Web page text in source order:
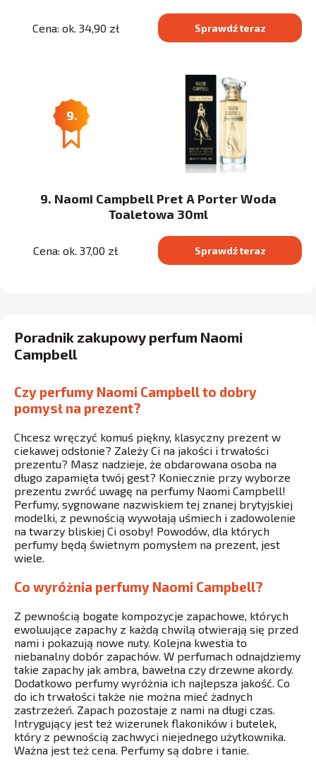
Cena: ok. 34,90 zł Sprawdź teraz
9.
9. Naomi Campbell Pret A Porter Woda
Toaletowa 30ml
Cena: ok. 37,00 zł Sprawdź teraz
Poradnik zakupowy perfum Naomi
Campbell
Czy perfumy Naomi Campbell to dobry
pomysł na prezent?
Chcesz wręczyć komuś piękny, klasyczny prezent w
ciekawej odsłonie? Zależy Ci na jakości i trwałości
prezentu? Masz nadzieje, że obdarowana osoba na
długo zapamięta twój gest? Koniecznie przy wyborze
prezentu zwróć uwagę na perfumy Naomi Campbell!
Perfumy, sygnowane nazwiskiem tej znanej brytyjskiej
modelki, z pewnością wywołają uśmiech i zadowolenie
na twarzy bliskiej Ci osoby! Powodów, dla których
perfumy będą świetnym pomysłem na prezent, jest
wiele.
Co wyróżnia perfumy Naomi Campbell?
Z pewnością bogate kompozycje zapachowe, których
ewoluujące zapachy z każdą chwilą otwierają się przed
nami i pokazują nowe nuty. Kolejna kwestia to
niebanalny dobór zapachów. W perfumach odnajdziemy
takie zapachy jak ambra, bawełna czy drzewne akordy.
Dodatkowo perfumy wyróżnia ich najlepsza jakość. Co
do ich trwałości także nie można mieć żadnych
zastrzeżeń. Zapach pozostaje z nami na długi czas.
Intrygujący jest też wizerunek flakoników i butelek,
który z pewnością zachwyci niejednego użytkownika.
Ważna jest też cena. Perfumy są dobre i tanie.